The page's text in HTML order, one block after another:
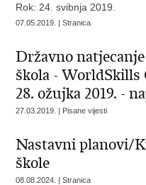
Rok: 24. svibnja 2019.
07.05.2019. | Stranica
Državno
škola - WorldSkills
28. ožujka 2019. -
27.03.2019. | Pisane vijesti
Nastavni planovi/
škole
08.08.2024. | Stranica